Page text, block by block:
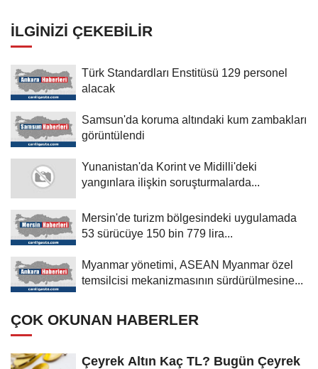
İLGINIZI ÇEKEBILIR
Türk Standardları Enstitüsü 129 personel
alacak
Samsun'da koruma altındaki kum zambakları
görüntülendi
Yunanistan'da Korint ve Midilli'deki
yangınlara ilişkin soruşturmalarda...
Mersin'de turizm bölgesindeki uygulamada
53 sürücüye 150 bin 779 lira...
Myanmar yönetimi, ASEAN Myanmar özel
temsilcisi mekanizmasının sürdürülmesine...
ÇOK OKUNAN HABERLER
Çeyrek Altın Kaç TL? Bugün Çeyrek